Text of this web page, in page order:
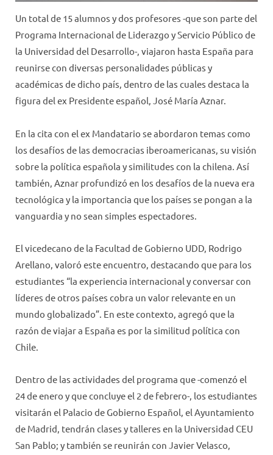
Un total de 15 alumnos y dos profesores -que son parte del
Programa Internacional de Liderazgo y Servicio Público de
la Universidad del Desarrollo-, viajaron hasta España para
reunirse con diversas personalidades públicas y
académicas de dicho país, dentro de las cuales destaca la
figura del ex Presidente español, José María Aznar.
En la cita con el ex Mandatario se abordaron temas como
los desafíos de las democracias iberoamericanas, su visión
sobre la política española y similitudes con la chilena. Así
también, Aznar profundizó en los desafíos de la nueva era
tecnológica y la importancia que los países se pongan a la
vanguardia y no sean simples espectadores.
El vicedecano de la Facultad de Gobierno UDD, Rodrigo
Arellano, valoró este encuentro, destacando que para los
estudiantes “la experiencia internacional y conversar con
líderes de otros países cobra un valor relevante en un
mundo globalizado”. En este contexto, agregó que la
razón de viajar a España es por la similitud política con
Chile.
Dentro de las actividades del programa que -comenzó el
24 de enero y que concluye el 2 de febrero-, los estudiantes
visitarán el Palacio de Gobierno Español, el Ayuntamiento
de Madrid, tendrán clases y talleres en la Universidad CEU
San Pablo; y también se reunirán con Javier Velasco,